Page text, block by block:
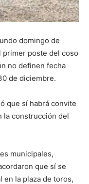
domingo de
poste del coso
no definen fecha
de diciembre.
que sí habrá convite
la construcción del
municipales,
que sí se
en la plaza de toros,